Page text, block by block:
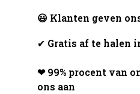
😃 Klanten geven
✔ Gratis af te halen
❤ 99% procent van
ons aan